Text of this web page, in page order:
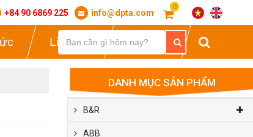
+84 90 6869 225 info@dpta.com
0
Liên Hệ Tài Liệu
DANH MỤC SẢN PHẨM
B&R
ABB